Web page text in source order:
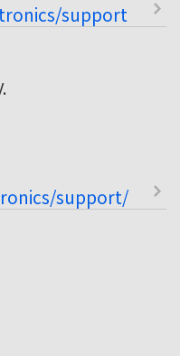
support
support/